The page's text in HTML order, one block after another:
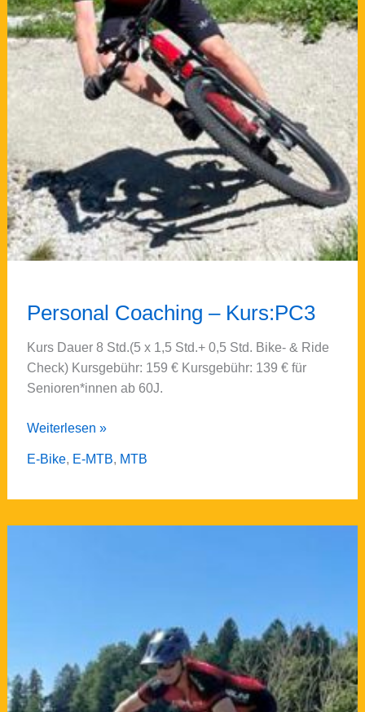
Personal Coaching – Kurs:PC3
Kurs Dauer 8 Std.(5 x 1,5 Std.+ 0,5 Std. Bike- & Ride
Check) Kursgebühr: 159 € Kursgebühr: 139 € für
Senioren*innen ab 60J.
Personal
–
Weiterlesen »
E-Bike, E-MTB, MTB